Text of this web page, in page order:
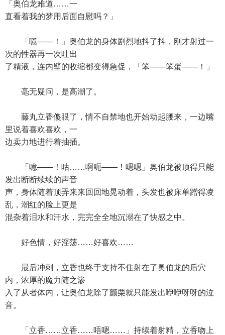
「奥伯龙难道……一
直看着我的梦用后面自慰吗？」
「噫——！」奥伯龙的身体剧烈地抖了抖，刚才射过一
次的性器再一次吐出
了精液，连内壁的收缩都变得急促，「笨——笨蛋——！」
毫无疑问，是高潮了。
藤丸立香傻眼了，情不自禁地也开始动起腰来，一边嘴
里说着喜欢喜欢，一
边卖力地进行着抽插。
「噫——！咕……啊呃——！嗯嗯」奥伯龙被顶得只能
发出断断续续的声音
声，身体随着顶弄来来回回地晃动着，头发也被床单蹭得凌
乱，潮红的脸上更是
混杂着泪水和汗水，完完全全地沉溺在了快感之中。
好色情，好淫荡……好喜欢……
最后冲刺，立香也终于支持不住射在了奥伯龙的后穴
内，浓厚的魔力随之渗
入了从者体内，让奥伯龙除了颤栗就只能发出咿咿呀呀的泣
音。
「立香……立香……唔嗯……」持续着射精，立香吻上